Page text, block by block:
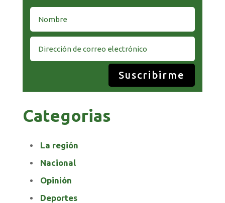
Suscribirme
Categorias
La región
Nacional
Opinión
Deportes